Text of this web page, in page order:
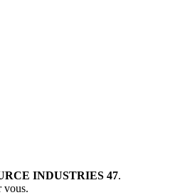
INDUSTRIES 47.
vous.